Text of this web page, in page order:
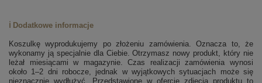
ℹ️ Dodatkowe informacje
Koszulkę wyprodukujemy po złożeniu zamówienia. Oznacza to, że
wykonamy ją specjalnie dla Ciebie. Otrzymasz nowy produkt, który nie
leżał miesiącami w magazynie. Czas realizacji zamówienia wynosi
około 1–2 dni robocze, jednak w wyjątkowych sytuacjach może się
nieznacznie wydłużyć. Przedstawione w ofercie zdjęcia produktu to